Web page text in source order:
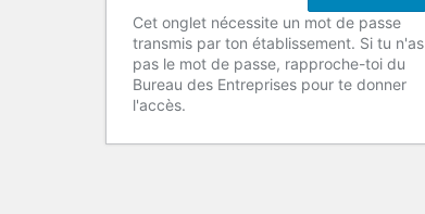
Cet onglet nécessite un mot de passe
transmis par ton établissement. Si tu n'as
pas le mot de passe, rapproche-toi du
Bureau des Entreprises pour te donner
l'accès.